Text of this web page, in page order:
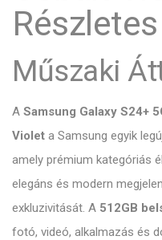
Műszaki
A Samsung Galaxy S24+
Violet a Samsung egyik
amely prémium kategóriás
elegáns és modern
exkluzivitását. A 512GB
fotó, videó, alkalmazás és